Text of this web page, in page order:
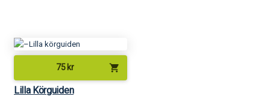
75 kr shopping_cart
Lilla Körguiden